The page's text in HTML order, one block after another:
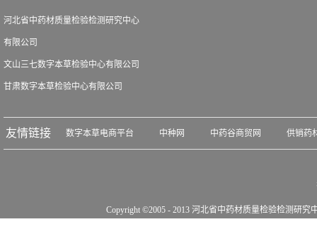
河北省中药材质量检验检测研究中心
有限公司
文山三七数字本草检验中心有限公司
甘肃数字本草检验中心有限公司
友情链接 数字本草电商平台 中种网 中药谷商贸网 供销药
Copyright ©2005 - 2013 河北省中药材质量检验检测研究